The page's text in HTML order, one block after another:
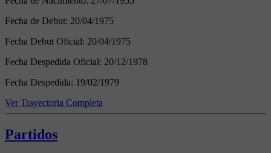
Fecha de Debut: 20/04/1975
Fecha Debut Oficial: 20/04/1975
Fecha Despedida Oficial: 20/12/1978
Fecha Despedida: 19/02/1979
Ver Trayectoria Completa
Partidos